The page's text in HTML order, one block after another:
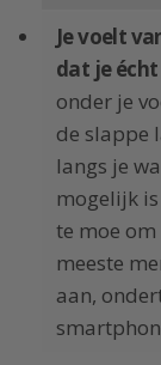
Je voelt
dat je
onder je
de slappe
langs je
mogelijk
te moe
meeste
aan,